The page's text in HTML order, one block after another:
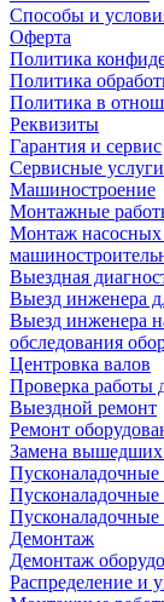
Способы и
Оферта
Политика
Политика
Политика в
Реквизиты
Гарантия и сервис
Сервисные услуги
Машиностроение
Монтажные
Монтаж насосных
Выездная
Выезд инженера
Выезд инженера
обследования
Центровка валов
Проверка работы
Выездной ремонт
Ремонт
Замена вышедших
Пусконаладочные
Пусконаладочные
Демонтаж
Демонтаж
Распределение и